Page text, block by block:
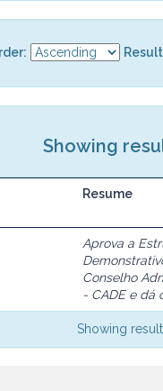
Showing
Resume
Aprova a
Conselho
- CADE e dá
Showing